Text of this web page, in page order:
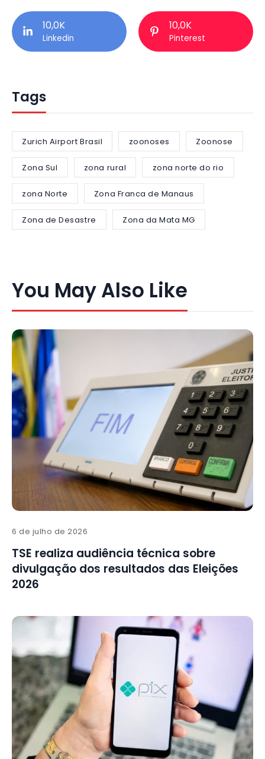
10,0K
Linkedin
10,0K
Pinterest
Tags
Zurich Airport Brasil zoonoses Zoonose
Zona Sul zona rural zona norte do rio
zona Norte Zona Franca de Manaus
Zona de Desastre Zona da Mata MG
You May Also Like
6 de julho de 2026
TSE realiza audiência técnica sobre
divulgação dos resultados das Eleições
2026